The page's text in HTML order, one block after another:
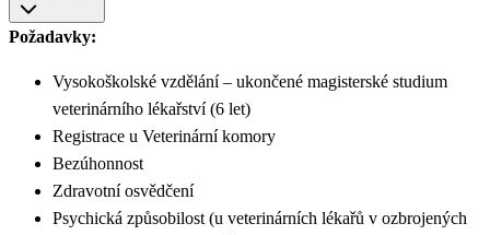
Požadavky:
Vysokoškolské vzdělání – ukončené magisterské studium
veterinárního lékařství (6 let)
Registrace u Veterinární komory
Bezúhonnost
Zdravotní osvědčení
Psychická způsobilost (u veterinárních lékařů v ozbrojených